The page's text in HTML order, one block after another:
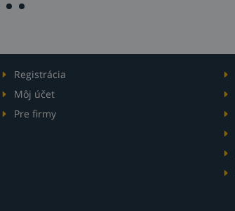
Registrácia
Môj účet
Pre firmy